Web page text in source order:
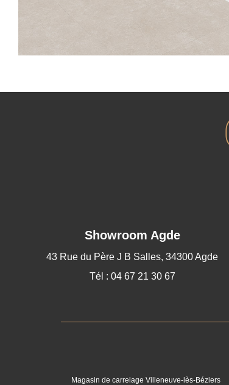
Showroom Agde
43 Rue du Père J B Salles, 34300 Agde
Tél : 04 67 21 30 67
Magasin de carrelage Villeneuve-lès-Béziers